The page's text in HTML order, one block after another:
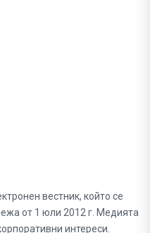
вестник, който се
от 1 юли 2012 г. Медията
интереси.